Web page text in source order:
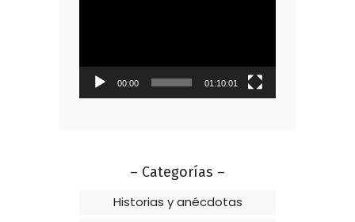
00:00 01:10:01
– Categorías –
Historias y anécdotas